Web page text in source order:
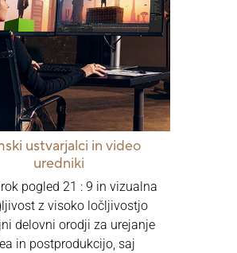
ustvarjalci in video
uredniki
pogled 21 : 9 in vizualna
z visoko ločljivostjo
delovni orodji za urejanje
in postprodukcijo, saj